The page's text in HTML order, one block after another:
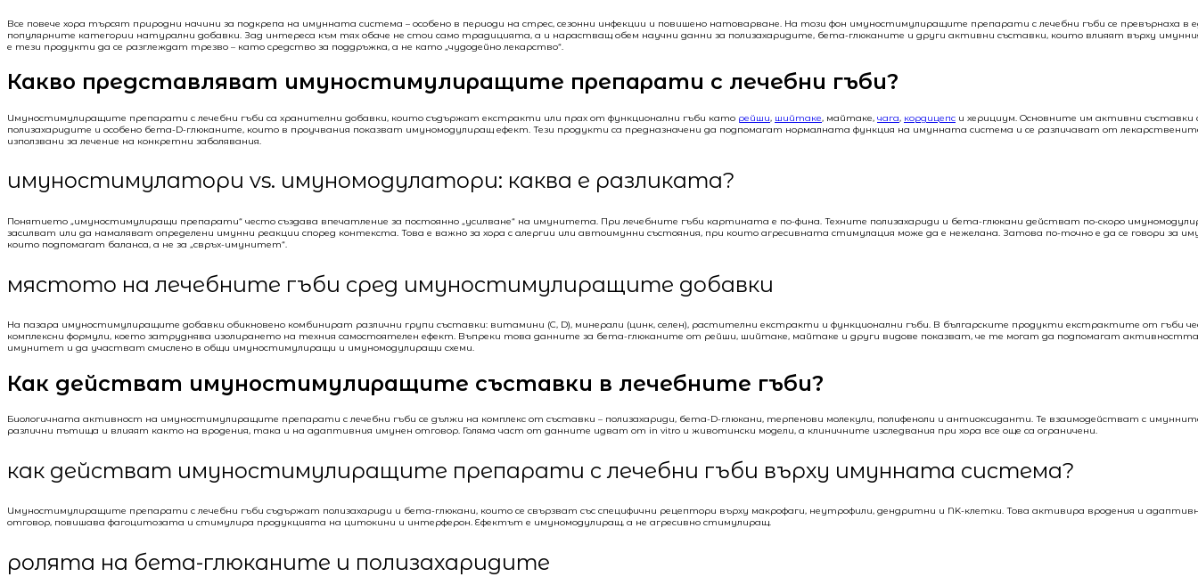
Все повече хора търсят природни начини за подкрепа на имунната система – особено в периоди на стрес, сезонни инфекции и повишено натоварване. На този фон имуностимулиращите препарати с лечебни гъби се превърнаха в
популярните категории натурални добавки. Зад интереса към тях обаче не стои само традицията, а и нарастващ обем научни данни за полизахаридите, бета-глюканите и други активни съставки, които влияят върху
е тези продукти да се разглеждат трезво – като средство за поддръжка, а не като „чудодейно лекарство“.
Какво представляват имуностимулиращите препарати с лечебни гъби?
Имуностимулиращите препарати с лечебни гъби са хранителни добавки, които съдържат екстракти или прах от функционални гъби като рейши, шийтаке, майтаке, чага, кордицепс и херициум. Основните им активни съставки
полизахаридите и особено бета-D-глюканите, които в проучвания показват имуномодулиращ ефект. Тези продукти са предназначени да подпомагат нормалната функция на имунната система и се различават от
използвани за лечение на конкретни заболявания.
имуностимулатори vs. имуномодулатори: каква е разликата?
Понятието „имуностимулиращи препарати“ често създава впечатление за постоянно „усилване“ на имунитета. При лечебните гъби картината е по-фина. Техните полизахариди и бета-глюкани действат по-скоро
засилват или да намаляват определени имунни реакции според контекста. Това е важно за хора с алергии или автоимунни състояния, при които агресивната стимулация може да е нежелана. Затова по-точно е да се говори за
които подпомагат баланса, а не за „свръх-имунитет“.
мястото на лечебните гъби сред имуностимулиращите добавки
На пазара имуностимулиращите добавки обикновено комбинират различни групи съставки: витамини (C, D), минерали (цинк, селен), растителни екстракти и функционални гъби. В българските продукти екстрактите от гъби
комплексни формули, което затруднява изолирането на техния самостоятелен ефект. Въпреки това данните за бета-глюканите от рейши, шийтаке, майтаке и други видове показват, че те могат да подпомагат
имунитет и да участват смислено в общи имуностимулиращи и имуномодулиращи схеми.
Как действат имуностимулиращите съставки в лечебните гъби?
Биологичната активност на имуностимулиращите препарати с лечебни гъби се дължи на комплекс от съставки – полизахариди, бета-D-глюкани, терпенови молекули, полифеноли и антиоксиданти. Те взаимодействат с
различни пътища и влияят както на вродения, така и на адаптивния имунен отговор. Голяма част от данните идват от in vitro и животински модели, а клиничните изследвания при хора все още са ограничени.
как действат имуностимулиращите препарати с лечебни гъби върху имунната система?
Имуностимулиращите препарати с лечебни гъби съдържат полизахариди и бета-глюкани, които се свързват със специфични рецептори върху макрофаги, неутрофили, дендритни и NK-клетки. Това активира вродения и
отговор, повишава фагоцитозата и стимулира продукцията на цитокини и интерферон. Ефектът е имуномодулиращ, а не агресивно стимулиращ.
ролята на бета-глюканите и полизахаридите